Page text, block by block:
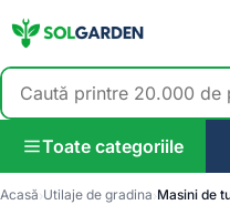
Toate categoriile
Acasă Utilaje de gradina Masini de